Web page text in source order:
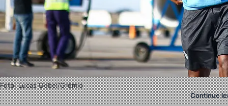
Foto: Lucas Uebel/Grêmio
Continue